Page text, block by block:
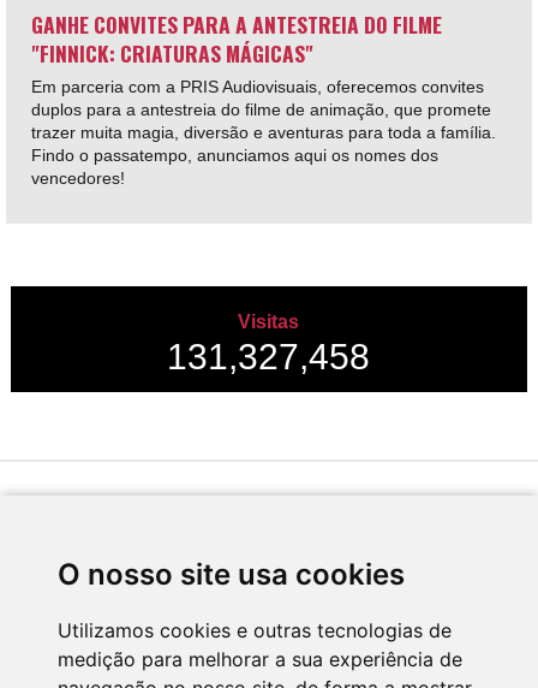
O nosso site usa cookies
Utilizamos cookies e outras tecnologias de
medição para melhorar a sua experiência de
GANHE CONVITES PARA A ANTESTREIA DO FILME
"FINNICK: CRIATURAS MÁGICAS"
Em parceria com a PRIS Audiovisuais, oferecemos convites
duplos para a antestreia do filme de animação, que promete
trazer muita magia, diversão e aventuras para toda a família.
Findo o passatempo, anunciamos aqui os nomes dos
vencedores!
Visitas
131,327,458